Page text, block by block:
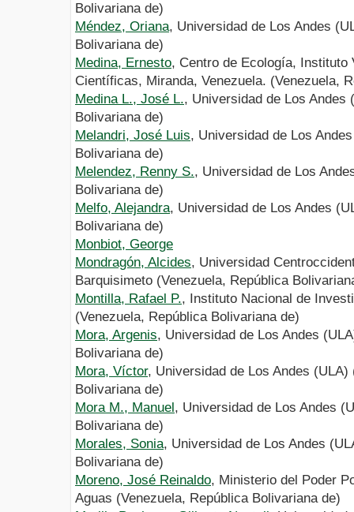
Bolivariana de)
Méndez, Oriana, Universidad de Los Andes
Bolivariana de)
Medina, Ernesto, Centro de Ecología, Instituto
Científicas, Miranda, Venezuela. (Venezuela,
Medina L., José L., Universidad de Los Andes
Bolivariana de)
Melandri, José Luis, Universidad de Los
Bolivariana de)
Melendez, Renny S., Universidad de Los
Bolivariana de)
Melfo, Alejandra, Universidad de Los Andes
Bolivariana de)
Monbiot, George
Mondragón, Alcides, Universidad
Barquisimeto (Venezuela, República
Montilla, Rafael P., Instituto Nacional de
(Venezuela, República Bolivariana de)
Mora, Argenis, Universidad de Los Andes
Bolivariana de)
Mora, Víctor, Universidad de Los Andes (ULA)
Bolivariana de)
Mora M., Manuel , Universidad de Los Andes
Bolivariana de)
Morales, Sonia, Universidad de Los Andes
Bolivariana de)
Moreno, José Reinaldo, Ministerio del Poder
Aguas (Venezuela, República Bolivariana de)